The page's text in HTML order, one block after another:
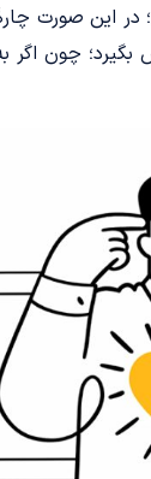
در این صورت
بگیرد؛ چون